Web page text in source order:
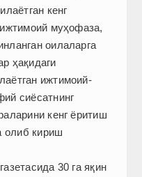
кенг
муҳофаза,
оилаларга
ҳақидаги
ижтимоий-
сиёсатнинг
кенг ёритиш
олиб кириш
30 га яқин